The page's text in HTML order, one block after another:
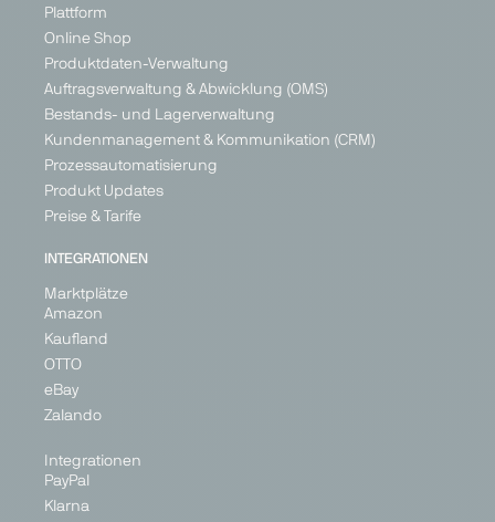
Plattform
Online Shop
Produktdaten-Verwaltung
Auftragsverwaltung & Abwicklung (OMS)
Bestands- und Lagerverwaltung
Kundenmanagement & Kommunikation (CRM)
Prozessautomatisierung
Produkt Updates
Preise & Tarife
INTEGRATIONEN
Marktplätze
Amazon
Kaufland
OTTO
eBay
Zalando
Integrationen
PayPal
Klarna